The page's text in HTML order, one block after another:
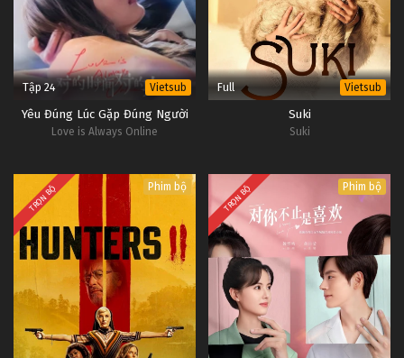
Tập 24 Vietsub
Yêu Đúng Lúc Gặp Đúng Người
Love is Always Online
Full Vietsub
Suki
Suki
TRỌN BỘ Phim bộ TRỌN BỘ Phim bộ